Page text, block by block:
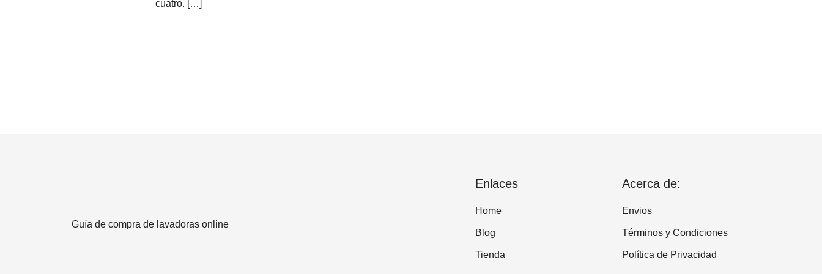
cuatro. […]
Guía de compra de lavadoras online
Enlaces
Home
Blog
Tienda
Acerca de:
Envios
Términos y Condiciones
Política de Privacidad